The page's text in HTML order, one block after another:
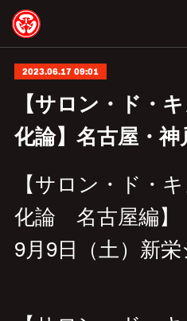
2023.06.17 09:01
【サロン・ド・
化論】名古屋・
【サロン・ド・
化論 名古屋編】
9月9日（土）新